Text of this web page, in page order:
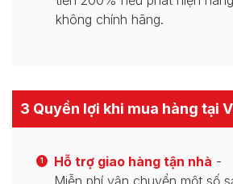
không chính hãng.
3 Quyền lợi khi mua hàng tại
1 Hỗ trợ giao hàng tận nhà -
Miễn phí vận chuyển một số